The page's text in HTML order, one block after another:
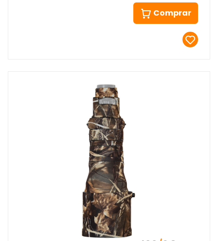
Comprar